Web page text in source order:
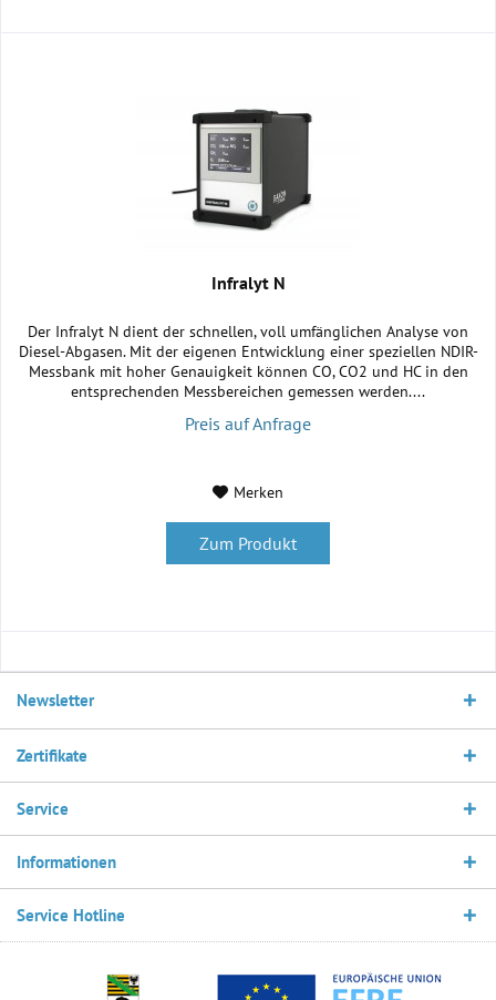
Infralyt N
Der Infralyt N dient der schnellen, voll umfänglichen Analyse von
Diesel-Abgasen. Mit der eigenen Entwicklung einer speziellen NDIR-
Messbank mit hoher Genauigkeit können CO, CO2 und HC in den
entsprechenden Messbereichen gemessen werden....
Preis auf Anfrage
Merken
Zum Produkt
Newsletter
Zertifikate
Service
Informationen
Service Hotline